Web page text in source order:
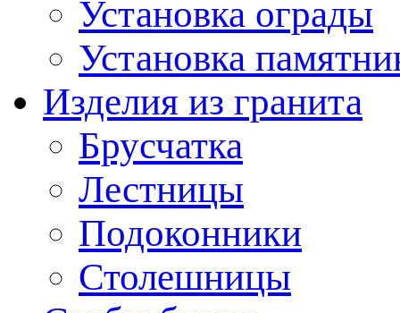
Установка ограды
Установка
Изделия из гранита
Брусчатка
Лестницы
Подоконники
Столешницы